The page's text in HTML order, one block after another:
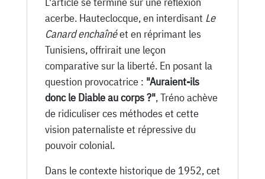
acerbe. Hauteclocque, en interdisant Le
Canard enchaînéet en réprimant les
Tunisiens, offrirait une leçon
comparative sur la liberté. En posant la
question provocatrice : "Auraient-ils
donc le Diable au corps ?", Tréno achève
de ridiculiser ces méthodes et cette
vision paternaliste et répressive du
pouvoir colonial.
Dans le contexte historique de 1952, cet